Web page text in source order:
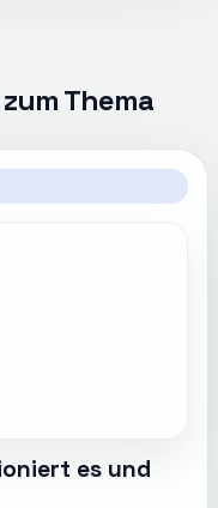
Thema
es und